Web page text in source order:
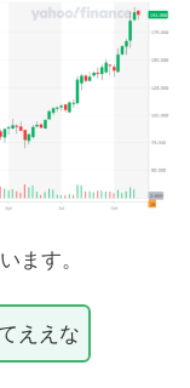
ます。
ええな